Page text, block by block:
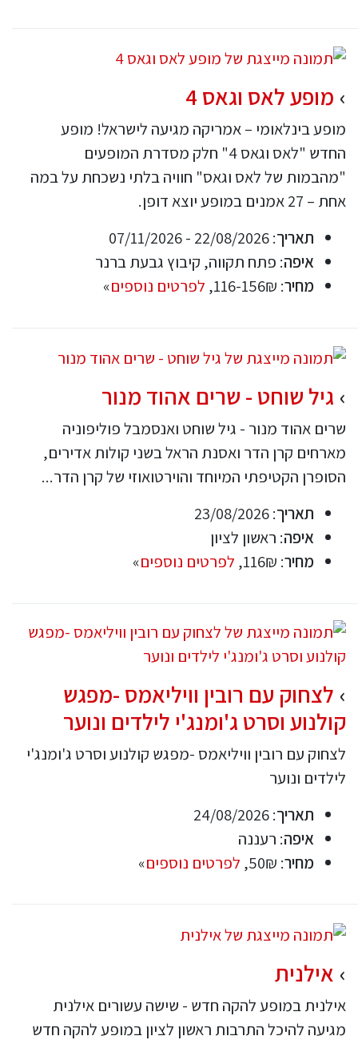
מופע לאס וגאס 4
מופע בינלאומי – אמריקה מגיעה לישראל! מופע
החדש "לאס וגאס 4" חלק מסדרת המופעים
"מהבמות של לאס וגאס" חוויה בלתי נשכחת על במה
אחת – 27 אמנים במופע יוצא דופן.
תאריך: 22/08/2026 - 07/11/2026
איפה: פתח תקווה, קיבוץ גבעת ברנר
מחיר: 116-156₪, לפרטים נוספים»
גיל שוחט - שרים אהוד מנור
שרים אהוד מנור - גיל שוחט ואנסמבל פוליפוניה
מארחים קרן הדר ואסנת הראל בשני קולות אדירים,
הסופרן הקטיפתי המיוחד והוירטואוזי של קרן הדר...
תאריך: 23/08/2026
איפה: ראשון לציון
מחיר: 116₪, לפרטים נוספים»
לצחוק עם רובין וויליאמס -מפגש
קולנוע וסרט ג'ומנג'י לילדים ונוער
לצחוק עם רובין וויליאמס -מפגש קולנוע וסרט ג'ומנג'י
לילדים ונוער
תאריך: 24/08/2026
איפה: רעננה
מחיר: 50₪, לפרטים נוספים»
אילנית
אילנית במופע להקה חדש - שישה עשורים אילנית
מגיעה להיכל התרבות ראשון לציון במופע להקה חדש